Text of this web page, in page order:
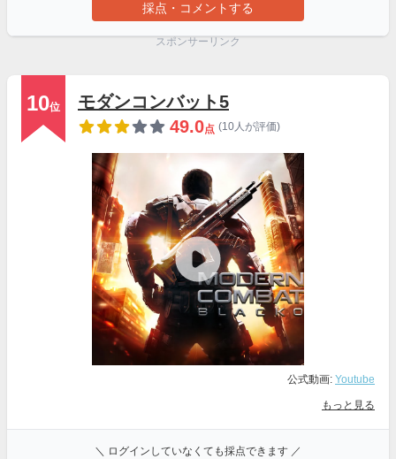
採点・コメントする
スポンサーリンク
10位
モダンコンバット5
49.0点 (10人が評価)
公式動画: Youtube
もっと見る
＼ ログインしていなくても採点できます ／